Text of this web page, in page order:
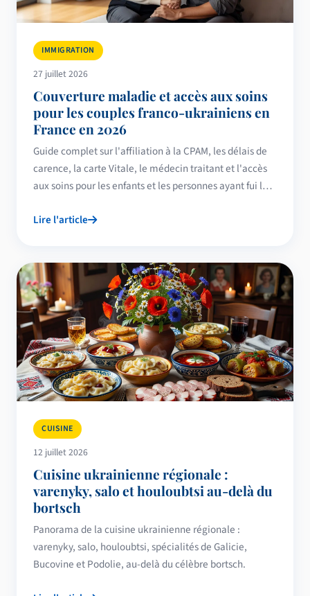
IMMIGRATION
27 juillet 2026
Couverture maladie et accès aux soins
pour les couples franco-ukrainiens en
France en 2026
Guide complet sur l'affiliation à la CPAM, les délais de
carence, la carte Vitale, le médecin traitant et l'accès
aux soins pour les enfants et les personnes ayant fui la
France.
Lire l'article
CUISINE
12 juillet 2026
Cuisine ukrainienne régionale :
varenyky, salo et houloubtsi au-delà du
bortsch
Panorama de la cuisine ukrainienne régionale :
varenyky, salo, houloubtsi, spécialités de Galicie,
Bucovine et Podolie, au-delà du célèbre bortsch.